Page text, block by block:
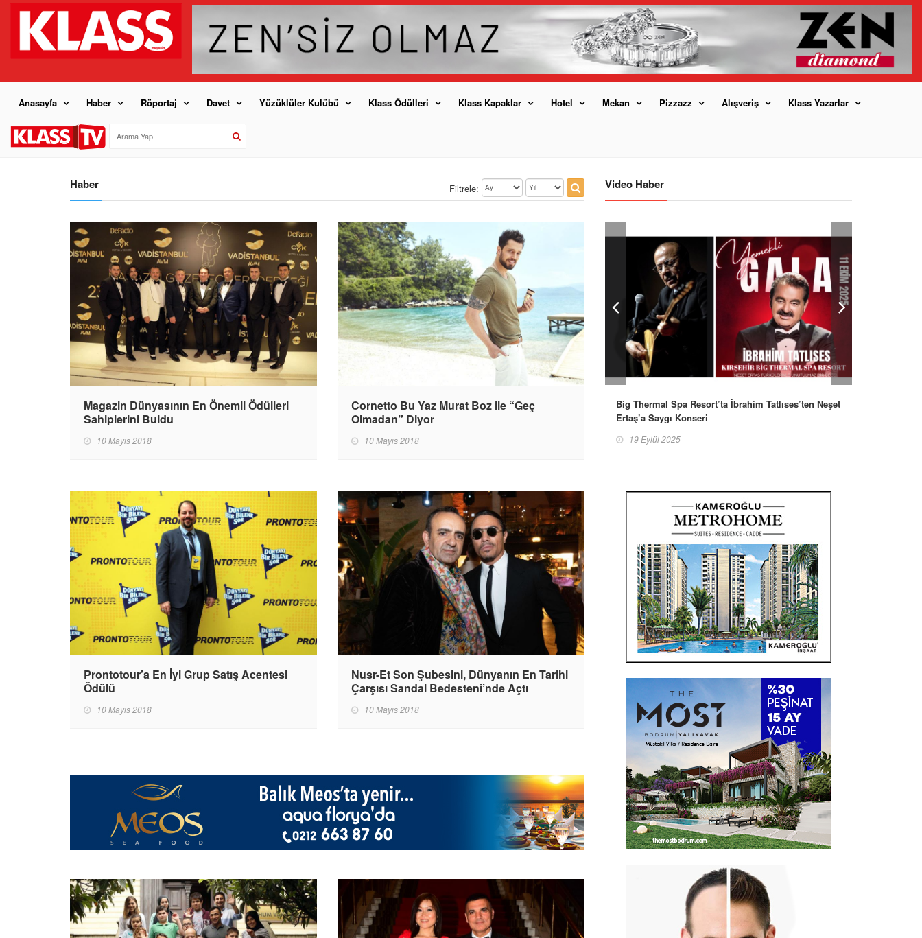
Anasayfa Haber Röportaj Davet Yüzüklüler Kulübü Klass Ödülleri Klass Kapaklar Hotel Mekan Pizzazz Alışveriş Klass Yazarlar
Haber Filtrele:
Magazin Dünyasının En Önemli Ödülleri
Sahiplerini Buldu
10 Mayıs 2018
Cornetto Bu Yaz Murat Boz ile “Geç
Olmadan” Diyor
10 Mayıs 2018
Prontotour’a En İyi Grup Satış Acentesi
Ödülü
10 Mayıs 2018
Nusr-Et Son Şubesini, Dünyanın En Tarihi
Çarşısı Sandal Bedesteni’nde Açtı
10 Mayıs 2018
Video Haber
Big Thermal Spa Resort’ta İbrahim Tatlıses’ten Neşet
Ertaş’a Saygı Konseri
19 Eylül 2025